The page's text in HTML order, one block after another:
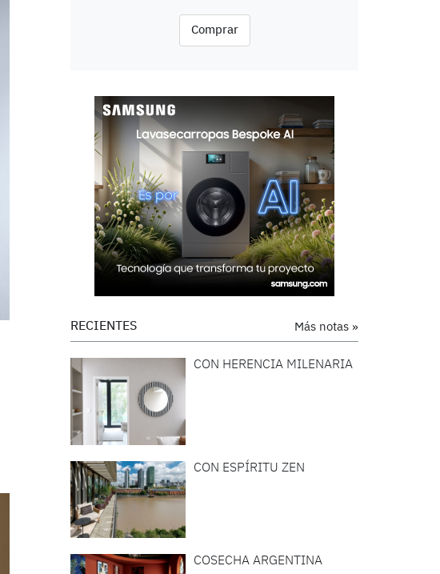
Comprar
Más notas »
RECIENTES
CON HERENCIA MILENARIA
CON ESPÍRITU ZEN
COSECHA ARGENTINA